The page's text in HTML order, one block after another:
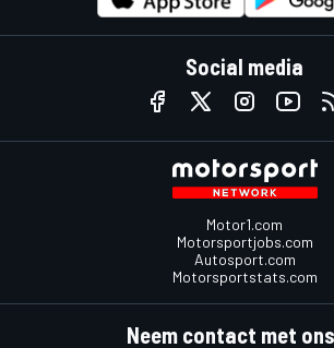
Social media
Motor1.com
Motorsportjobs.com
Autosport.com
Motorsportstats.com
Neem contact met